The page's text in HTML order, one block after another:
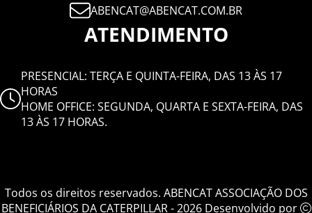
ABENCAT@ABENCAT.COM.BR
ATENDIMENTO
PRESENCIAL: TERÇA E QUINTA-FEIRA, DAS 13 ÀS 17
HORAS
HOME OFFICE: SEGUNDA, QUARTA E SEXTA-FEIRA, DAS
13 ÀS 17 HORAS.
Todos os direitos reservados. ABENCAT ASSOCIAÇÃO DOS
BENEFICIÁRIOS DA CATERPILLAR - 2026 Desenvolvido por